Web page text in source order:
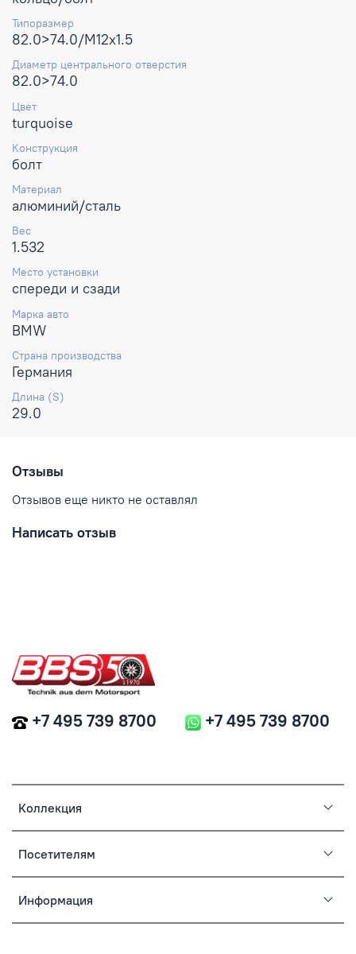
Типоразмер
82.0>74.0/M12x1.5
Диаметр центрального отверстия
82.0>74.0
Цвет
turquoise
Конструкция
болт
Материал
алюминий/сталь
Вес
1.532
Место установки
спереди и сзади
Марка авто
BMW
Страна производства
Германия
Длина (S)
29.0
Отзывы
Отзывов еще никто не оставлял
Написать отзыв
Коллекция
Посетителям
Информация
+7 495 739 8700 +7 495 739 8700